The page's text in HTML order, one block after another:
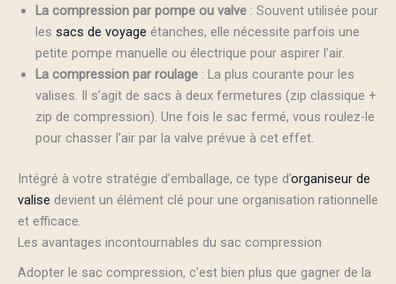
La compression par pompe ou valve : Souvent utilisée pour
les sacs de voyage étanches, elle nécessite parfois une
petite pompe manuelle ou électrique pour aspirer l’air.
La compression par roulage : La plus courante pour les
valises. Il s’agit de sacs à deux fermetures (zip classique +
zip de compression). Une fois le sac fermé, vous roulez-le
pour chasser l’air par la valve prévue à cet effet.
Intégré à votre stratégie d’emballage, ce type d’organiseur de
valise devient un élément clé pour une organisation rationnelle
et efficace.
Les avantages incontournables du sac compression
Adopter le sac compression, c’est bien plus que gagner de la